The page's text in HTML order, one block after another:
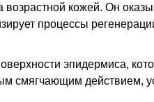
кожей. Он
процессы
эпидермиса,
действием,